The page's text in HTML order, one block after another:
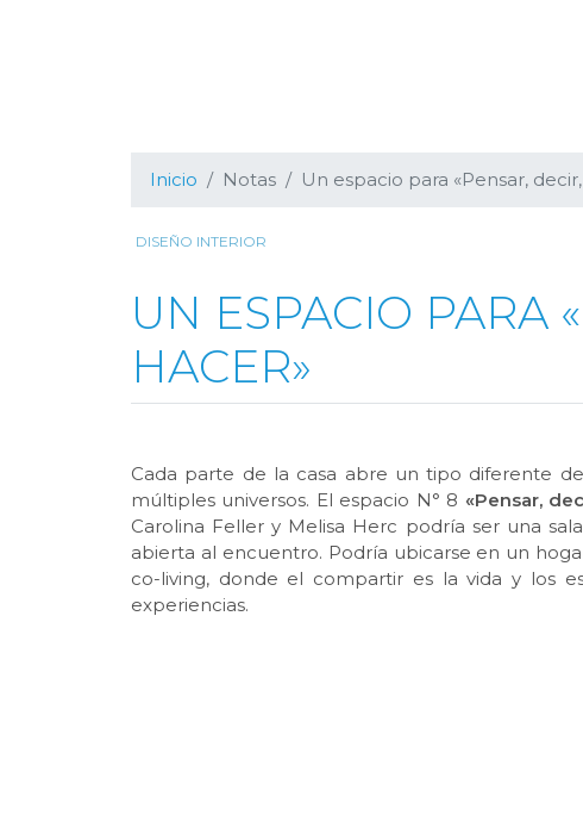
Inicio Notas Un espacio para «Pensar,
DISEÑO INTERIOR
UN ESPACIO PARA
HACER»
Cada parte de la casa abre un tipo diferente
múltiples universos. El espacio N° 8 «Pensar,
Carolina Feller y Melisa Herc podría ser una
abierta al encuentro. Podría ubicarse en un
co-living, donde el compartir es la vida y los
experiencias.